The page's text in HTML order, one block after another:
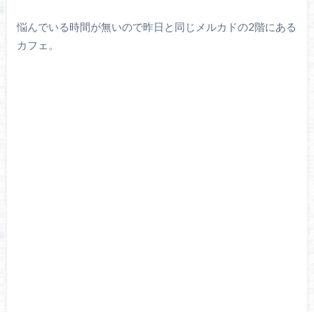
悩んでいる時間が無いので昨日と同じメルカドの2階にある
カフェ。